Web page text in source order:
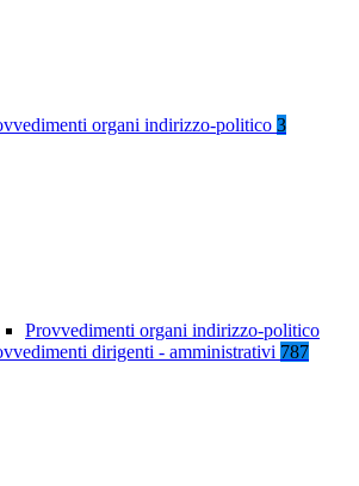
organi indirizzo-politico 3
Provvedimenti organi indirizzo-politico
dirigenti - amministrativi 787